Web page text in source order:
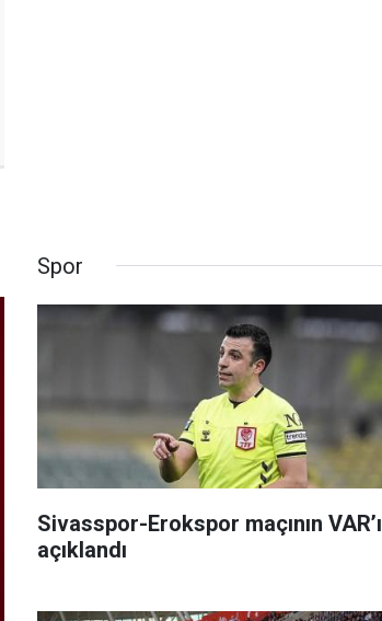
Spor
Sivasspor-Erokspor maçının VAR’ı
açıklandı